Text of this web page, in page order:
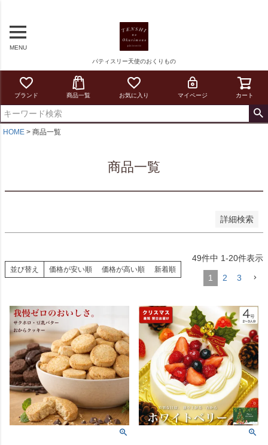
MENU
パティスリー天使のおくりもの
ブランド 商品一覧 お気に入り マイページ カート
HOME 商品一覧
商品一覧
詳細検索
並び順
新着順
登録順
価格が安い順
価格が高い順
キーワードヒット順
検索
並び替え 価格が安い順 価格が高い順 新着順
49件中 1-20件表示
1 2 3